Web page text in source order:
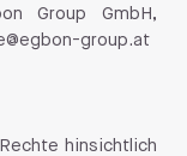
Group GmbH,
group.at
hinsichtlich